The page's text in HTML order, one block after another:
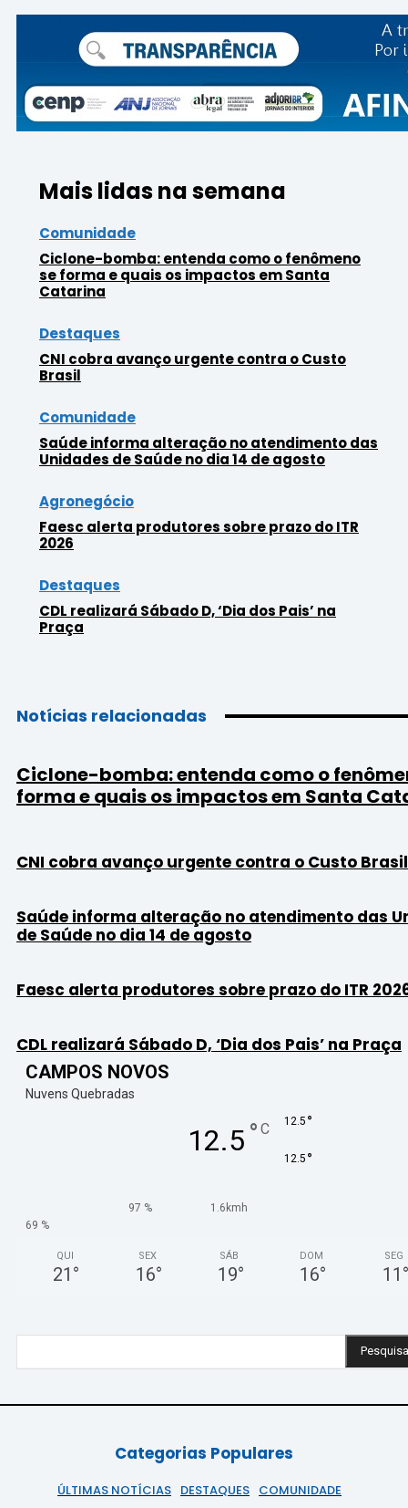
Mais lidas na semana
Comunidade
Ciclone-bomba: entenda como o fenômeno
se forma e quais os impactos em Santa
Catarina
Destaques
CNI cobra avanço urgente contra o Custo
Brasil
Comunidade
Saúde informa alteração no atendimento das
Unidades de Saúde no dia 14 de agosto
Agronegócio
Faesc alerta produtores sobre prazo do ITR
2026
Destaques
CDL realizará Sábado D, ‘Dia dos Pais’ na
Praça
Notícias relacionadas
Ciclone-bomba: entenda como o
forma e quais os impactos em Santa
CNI cobra avanço urgente contra o Custo Brasil
Saúde informa alteração no atendimento das
de Saúde no dia 14 de agosto
Faesc alerta produtores sobre prazo do ITR
CDL realizará Sábado D, ‘Dia dos Pais’ na Praça
CAMPOS NOVOS
Nuvens Quebradas
12.5 ° C 12.5 °
12.5 °
97 %
1.6kmh
69 %
QUI
21 °
SEX
16°
SÁB
19°
DOM
16°
SEG
11 °
Categorias Populares
ÚLTIMAS NOTÍCIAS DESTAQUES COMUNIDADE